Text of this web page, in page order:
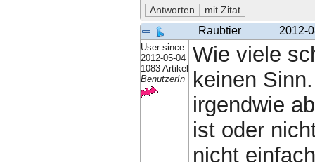
Raubtier 2012-
User since
2012-05-04
1083 Artikel
BenutzerIn
Wie viele
keinen
irgendwie
ist oder
nicht